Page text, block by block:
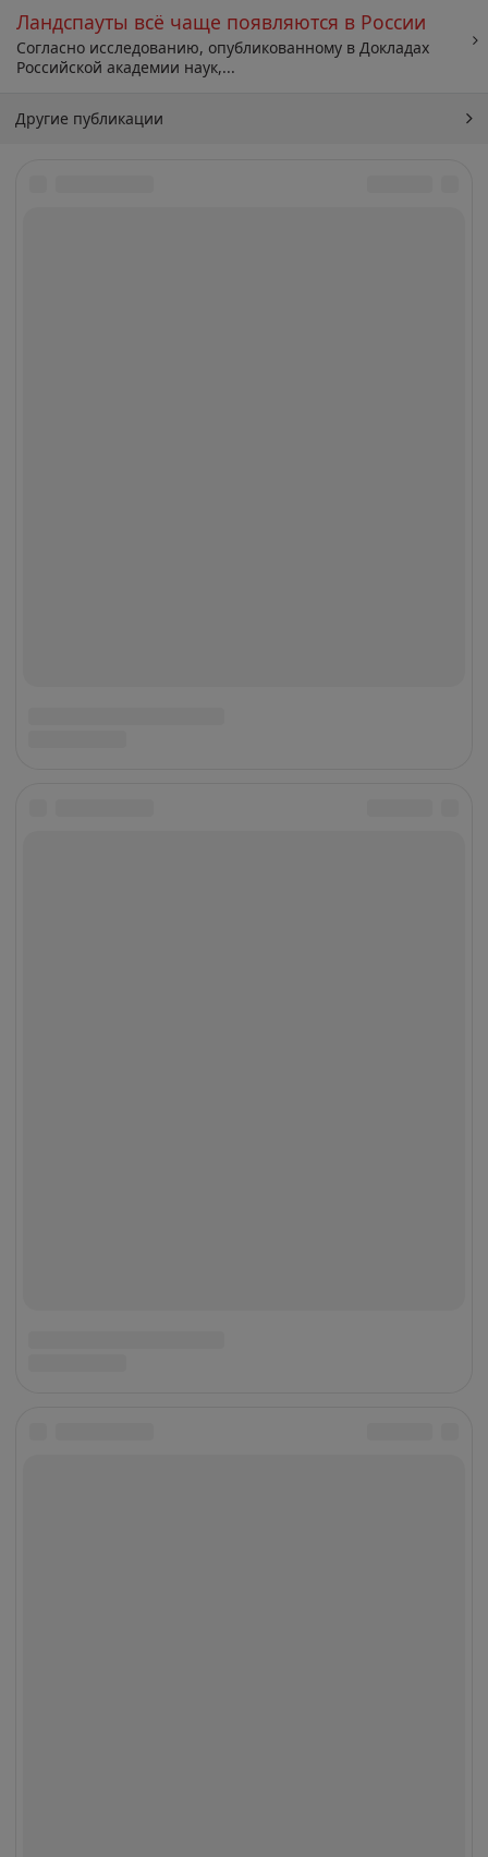
Ландспауты всё чаще появляются в России
Согласно исследованию, опубликованному в Докладах
Российской академии наук,...
Другие публикации